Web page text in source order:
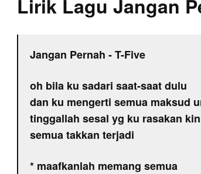
Lirik Lagu Jangan
Jangan Pernah - T-Five
oh bila ku sadari saat-saat dulu
dan ku mengerti semua maksud
tinggallah sesal yg ku rasakan
semua takkan terjadi
* maafkanlah memang semua